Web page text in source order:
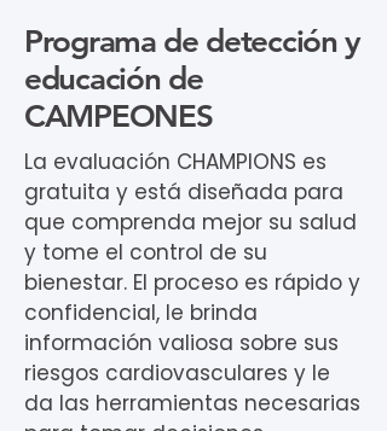
Programa de detección y
educación de
CAMPEONES
La evaluación CHAMPIONS es
gratuita y está diseñada para
que comprenda mejor su salud
y tome el control de su
bienestar. El proceso es rápido y
confidencial, le brinda
información valiosa sobre sus
riesgos cardiovasculares y le
da las herramientas necesarias